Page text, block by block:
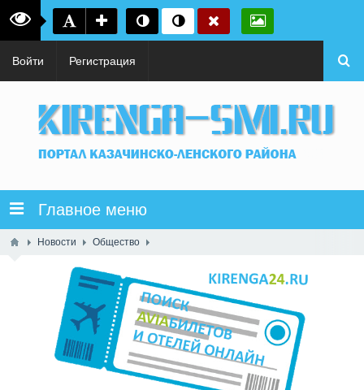
Войти Регистрация
Главное меню
Новости Общество